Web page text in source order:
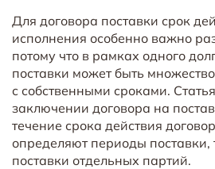
Для договора поставки срок
исполнения особенно важно
потому что в рамках одного
поставки может быть
с собственными сроками.
заключении договора на
течение срока действия
определяют периоды поставки,
поставки отдельных партий.